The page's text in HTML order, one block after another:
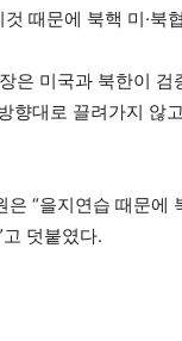
때문에 북핵 미·북
은 미국과 북한이
향대로 끌려가지 않
은 “을지연습 때문에
덧붙였다.